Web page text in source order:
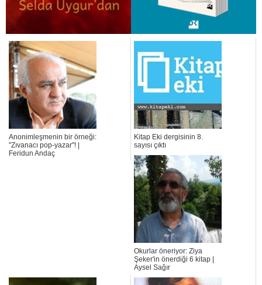
Anonimleşmenin bir örneği:
"Zıvanacı pop-yazar"! |
Feridun Andaç
Kitap Eki dergisinin 8.
sayısı çıktı
Okurlar öneriyor: Ziya
Şeker'in önerdiği 6 kitap |
Aysel Sağır